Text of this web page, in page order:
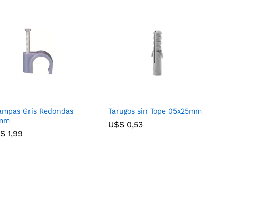
Gris Redondas
1,99
1,99
Tarugos sin Tope 05x25mm
U$S 0,53
U$S 0,53